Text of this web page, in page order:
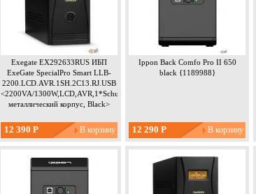
Exegate EX292633RUS ИБП
ExeGate SpecialPro Smart LLB-
2200.LCD.AVR.1SH.2C13.RJ.USB
<2200VA/1300W,LCD,AVR,1*Schuko+2*C13,RJ45/11,USB,
металлический корпус, Black>
12 390 Р
Ippon Back Comfo Pro II 650
black {1189988}
12 290 Р